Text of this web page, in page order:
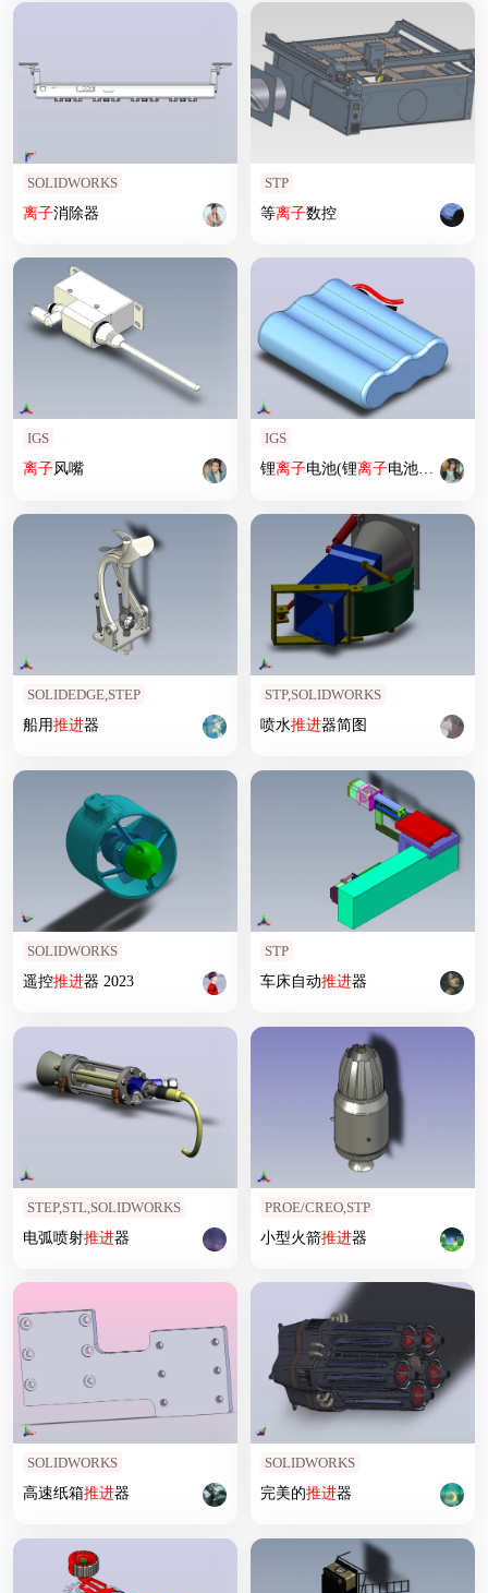
SOLIDWORKS
离子消除器
STP
等离子数控
IGS
离子风嘴
IGS
锂离子电池(锂离子电池或LIB)
SOLIDEDGE,STEP
船用推进器
STP,SOLIDWORKS
喷水推进器简图
SOLIDWORKS
遥控推进器 2023
STP
车床自动推进器
STEP,STL,SOLIDWORKS
电弧喷射推进器
PROE/CREO,STP
小型火箭推进器
SOLIDWORKS
高速纸箱推进器
SOLIDWORKS
完美的推进器